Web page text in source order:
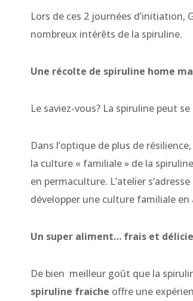
Lors de ces 2 journées d’initiation,
nombreux intérêts de la spiruline.
Une récolte de spiruline home
Le saviez-vous? La spiruline peut se
Dans l’optique de plus de
la culture « familiale » de la
en permaculture. L’atelier
développer une culture familiale
Un super aliment… frais et
De bien meilleur goût que la
spiruline fraiche offre une